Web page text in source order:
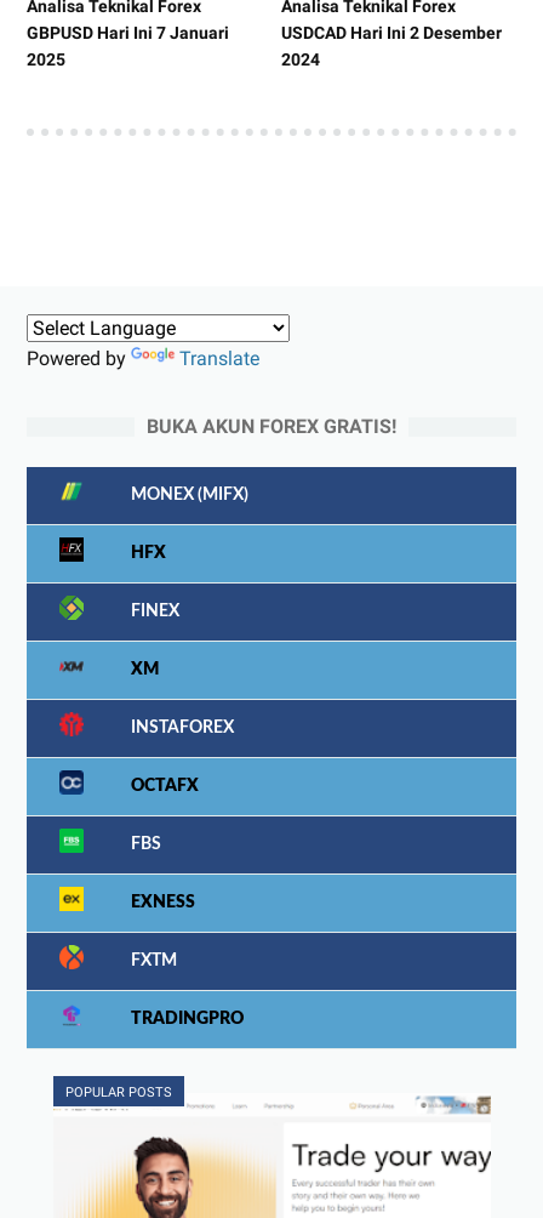
Analisa Teknikal Forex
GBPUSD Hari Ini 7 Januari
2025
Analisa Teknikal Forex
USDCAD Hari Ini 2 Desember
2024
Powered by Translate
BUKA AKUN FOREX GRATIS!
MONEX (MIFX)
HFX
FINEX
XM
INSTAFOREX
OCTAFX
FBS
EXNESS
FXTM
TRADINGPRO
POPULAR POSTS